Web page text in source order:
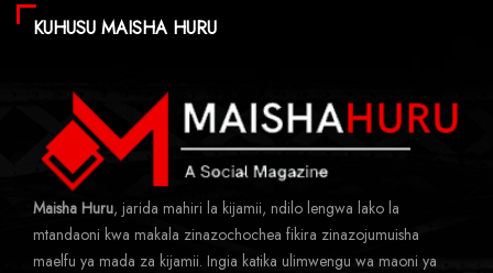
KUHUSU MAISHA HURU
Maisha Huru, jarida mahiri la kijamii, ndilo lengwa lako la
mtandaoni kwa makala zinazochochea fikira zinazojumuisha
maelfu ya mada za kijamii. Ingia katika ulimwengu wa maoni ya